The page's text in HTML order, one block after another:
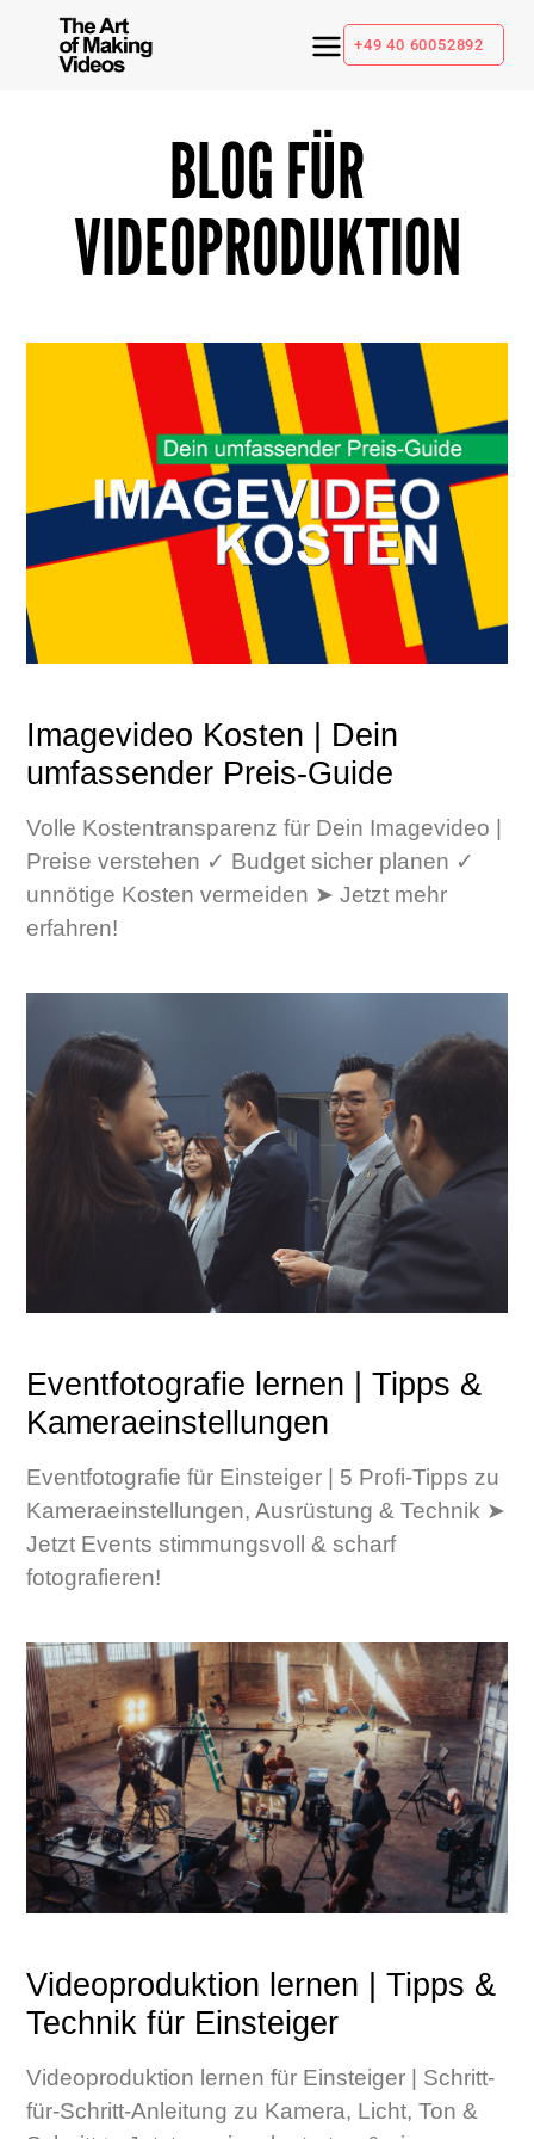
+49 40 60052892
BLOG FÜR
VIDEOPRODUKTION
Imagevideo Kosten | Dein
umfassender Preis-Guide
Volle Kostentransparenz für Dein Imagevideo |
Preise verstehen ✓ Budget sicher planen ✓
unnötige Kosten vermeiden ➤ Jetzt mehr
erfahren!
Eventfotografie lernen | Tipps &
Kameraeinstellungen
Eventfotografie für Einsteiger | 5 Profi-Tipps zu
Kameraeinstellungen, Ausrüstung & Technik ➤
Jetzt Events stimmungsvoll & scharf
fotografieren!
Videoproduktion lernen | Tipps &
Technik für Einsteiger
Videoproduktion lernen für Einsteiger | Schritt-
für-Schritt-Anleitung zu Kamera, Licht, Ton &